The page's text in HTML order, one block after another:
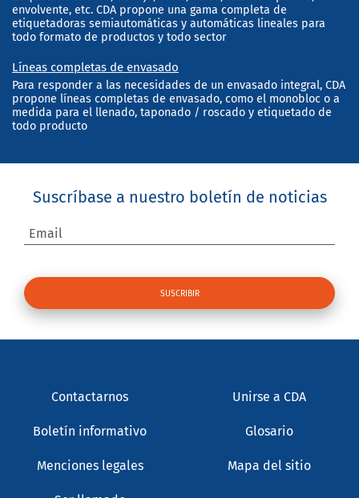
envolvente, etc. CDA propone una gama completa de
etiquetadoras semiautomáticas y automáticas lineales para
todo formato de productos y todo sector
Líneas completas de envasado
Para responder a las necesidades de un envasado integral, CDA
propone líneas completas de envasado, como el monobloc o a
medida para el llenado, taponado / roscado y etiquetado de
todo producto
Suscríbase a nuestro boletín de noticias
Email
Contactarnos Unirse a CDA
Boletín informativo Glosario
Menciones legales Mapa del sitio